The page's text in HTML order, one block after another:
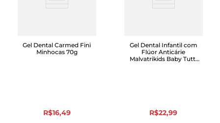
Gel Dental Carmed Fini
Minhocas 70g
R$16,49
Gel Dental Infantil com
Flúor Anticárie
Malvatrikids Baby Tutti
R$22,99